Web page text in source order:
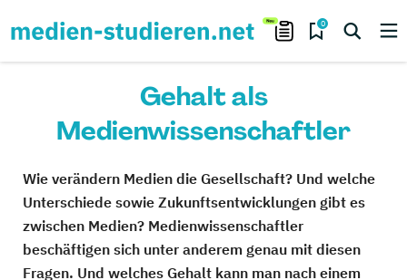
0
Gehalt als
Medienwissenschaftler
Wie verändern Medien die Gesellschaft? Und welche
Unterschiede sowie Zukunftsentwicklungen gibt es
zwischen Medien? Medienwissenschaftler
beschäftigen sich unter anderem genau mit diesen
Fragen. Und welches Gehalt kann man nach einem